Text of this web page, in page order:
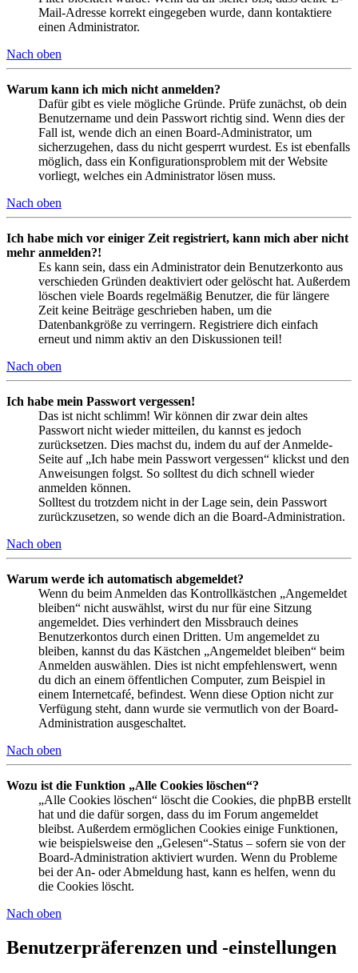
Mail-Adresse korrekt eingegeben wurde, dann kontaktiere
einen Administrator.
Nach oben
Warum kann ich mich nicht anmelden?
Dafür gibt es viele mögliche Gründe. Prüfe zunächst, ob dein
Benutzername und dein Passwort richtig sind. Wenn dies der
Fall ist, wende dich an einen Board-Administrator, um
sicherzugehen, dass du nicht gesperrt wurdest. Es ist ebenfalls
möglich, dass ein Konfigurationsproblem mit der Website
vorliegt, welches ein Administrator lösen muss.
Nach oben
Ich habe mich vor einiger Zeit registriert, kann mich aber nicht
mehr anmelden?!
Es kann sein, dass ein Administrator dein Benutzerkonto aus
verschieden Gründen deaktiviert oder gelöscht hat. Außerdem
löschen viele Boards regelmäßig Benutzer, die für längere
Zeit keine Beiträge geschrieben haben, um die
Datenbankgröße zu verringern. Registriere dich einfach
erneut und nimm aktiv an den Diskussionen teil!
Nach oben
Ich habe mein Passwort vergessen!
Das ist nicht schlimm! Wir können dir zwar dein altes
Passwort nicht wieder mitteilen, du kannst es jedoch
zurücksetzen. Dies machst du, indem du auf der Anmelde-
Seite auf „Ich habe mein Passwort vergessen“ klickst und den
Anweisungen folgst. So solltest du dich schnell wieder
anmelden können.
Solltest du trotzdem nicht in der Lage sein, dein Passwort
zurückzusetzen, so wende dich an die Board-Administration.
Nach oben
Warum werde ich automatisch abgemeldet?
Wenn du beim Anmelden das Kontrollkästchen „Angemeldet
bleiben“ nicht auswählst, wirst du nur für eine Sitzung
angemeldet. Dies verhindert den Missbrauch deines
Benutzerkontos durch einen Dritten. Um angemeldet zu
bleiben, kannst du das Kästchen „Angemeldet bleiben“ beim
Anmelden auswählen. Dies ist nicht empfehlenswert, wenn
du dich an einem öffentlichen Computer, zum Beispiel in
einem Internetcafé, befindest. Wenn diese Option nicht zur
Verfügung steht, dann wurde sie vermutlich von der Board-
Administration ausgeschaltet.
Nach oben
Wozu ist die Funktion „Alle Cookies löschen“?
„Alle Cookies löschen“ löscht die Cookies, die phpBB erstellt
hat und die dafür sorgen, dass du im Forum angemeldet
bleibst. Außerdem ermöglichen Cookies einige Funktionen,
wie beispielsweise den „Gelesen“-Status – sofern sie von der
Board-Administration aktiviert wurden. Wenn du Probleme
bei der An- oder Abmeldung hast, kann es helfen, wenn du
die Cookies löscht.
Nach oben
Benutzerpräferenzen und -einstellungen